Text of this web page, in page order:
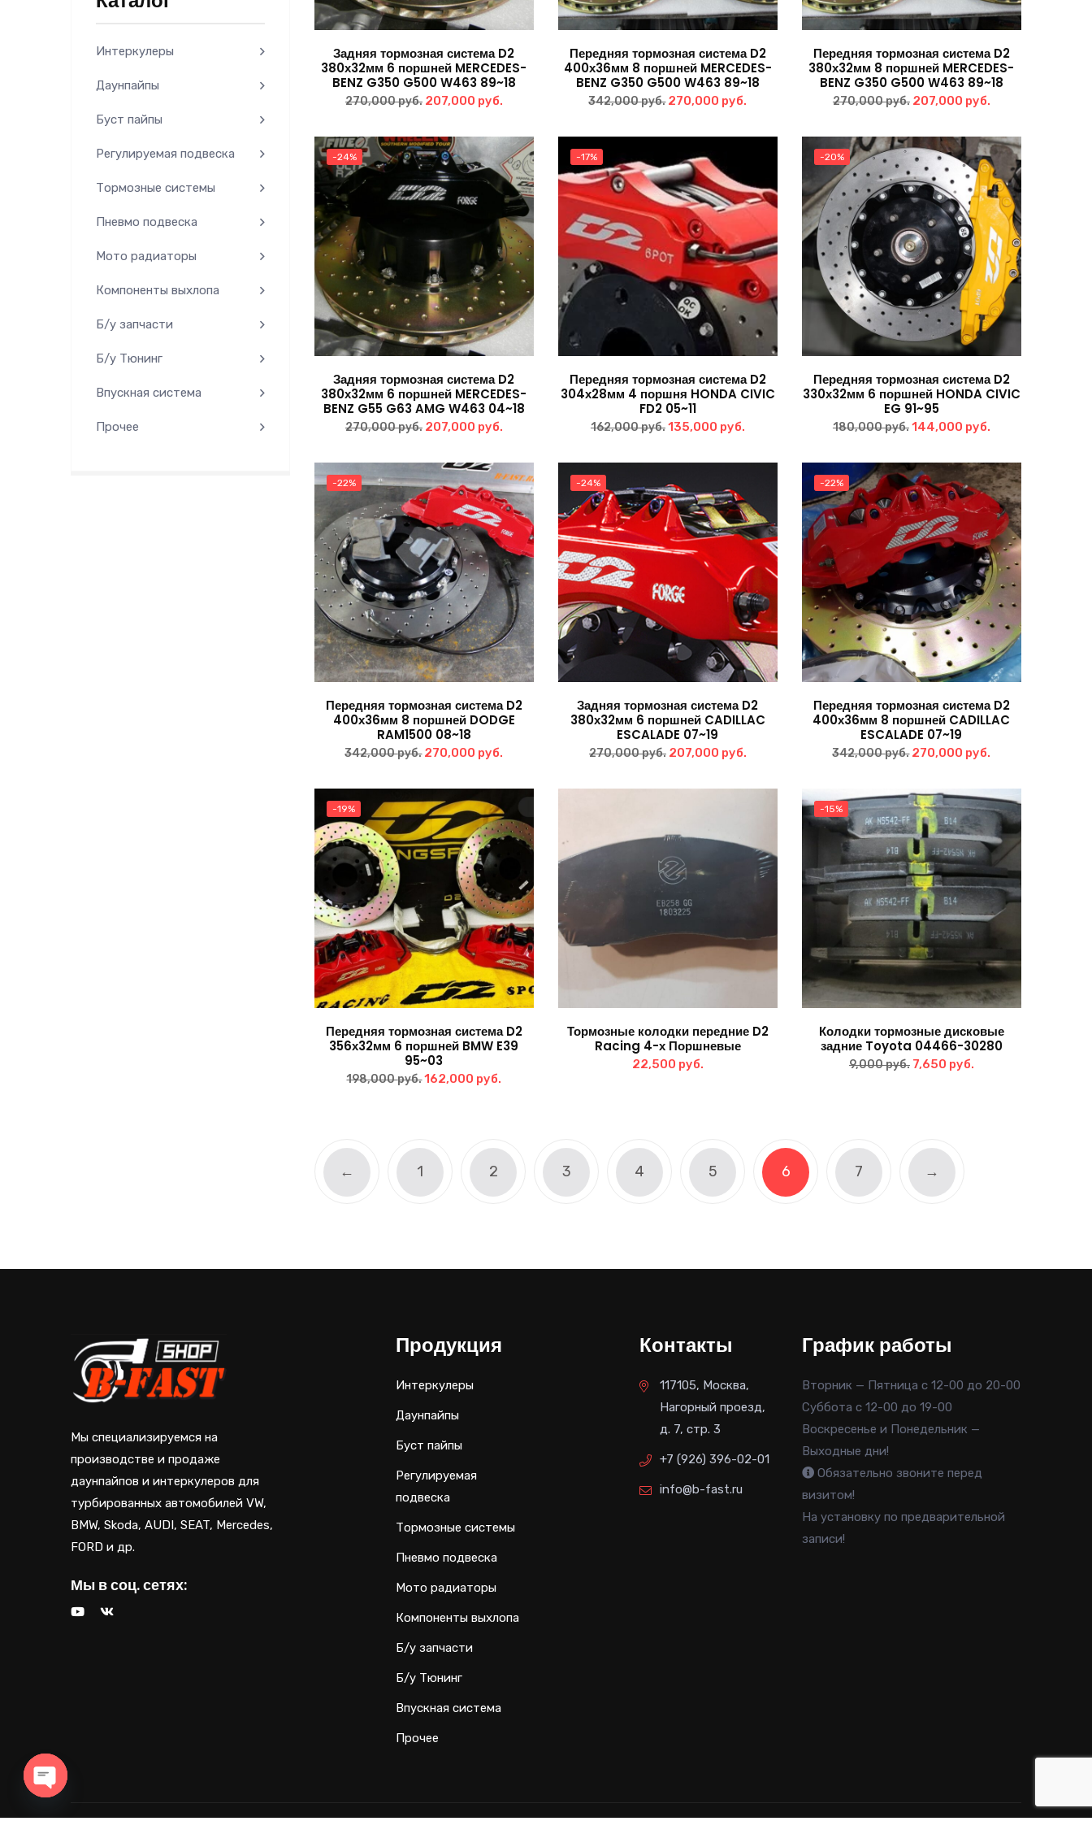
Интеркулеры
Даунпайпы
Буст пайпы
Регулируемая подвеска
Тормозные системы
Пневмо подвеска
Мото радиаторы
Компоненты выхлопа
Б/у запчасти
Б/у Тюнинг
Впускная система
Прочее
Задняя тормозная система D2
380х32мм 6 поршней MERCEDES-
BENZ G350 G500 W463 89~18
270,000руб. Первоначальная
составляла
270,000 руб..
207,000 руб.Текущая
207,000 руб..
Передняя тормозная система D2
400х36мм 8 поршней MERCEDES-
BENZ G350 G500 W463 89~18
342,000руб. Первоначальная
342,000 руб..
270,000 руб.
Передняя тормозная система D2
380х32мм 8 поршней MERCEDES-
BENZ G350 G500 W463 89~18
270,000руб. Первоначальная
составляла
270,000 руб..
207,000 руб.Текущая
207,000 руб..
-24%
Задняя тормозная система D2
380х32мм 6 поршней MERCEDES-
BENZ G55 G63 AMG W463 04~18
270,000руб. Первоначальная
составляла
270,000 руб..
207,000 руб.Текущая
207,000 руб..
-17%
Передняя тормозная система D2
304х28мм 4 поршня HONDA CIVIC
FD2 05~11
162,000руб.Первоначальная
162,000 руб..
135,000 руб.Текущая
-20%
Передняя тормозная система D2
330х32мм 6 поршней HONDA CIVIC
EG 91~95
180,000руб.Первоначальная
составляла
180,000 руб..
144,000 руб.Текущая
144,000 руб..
-22%
Передняя тормозная система D2
400х36мм 8 поршней DODGE
RAM1500 08~18
342,000руб. Первоначальная
342,000 руб..
270,000 руб.
270,000 руб..
-24%
Задняя тормозная система D2
380х32мм 6 поршней CADILLAC
ESCALADE 07~19
270,000руб. Первоначальная
207,000 руб.Текущая
207,000 руб..
-22%
Передняя тормозная система D2
400х36мм 8 поршней CADILLAC
ESCALADE 07~19
342,000руб. Первоначальная
составляла
342,000 руб..
270,000 руб.
270,000 руб..
-19%
Передняя тормозная система D2
356х32мм 6 поршней BMW E39
95~03
198,000руб.Первоначальная
162,000 руб.
Тормозные колодки передние D2
Racing 4-х Поршневые
22,500 руб.
-15%
Колодки тормозные дисковые
задние Toyota 04466-30280
9,000руб. Первоначальная
7,650 руб.Текущая
← 1 2 3 4 5 6 7 →
Мы специализируемся на
производстве и продаже
даунпайпов и интеркулеров для
турбированных автомобилей VW,
BMW, Skoda, AUDI, SEAT, Mercedes,
FORD и др.
Мы в соц. сетях:
Продукция
Интеркулеры
Даунпайпы
Буст пайпы
Регулируемая
подвеска
Тормозные системы
Пневмо подвеска
Мото радиаторы
Компоненты выхлопа
Б/у запчасти
Б/у Тюнинг
Впускная система
Прочее
Контакты
117105, Москва,
Нагорный проезд,
д. 7, стр. 3
+7 (926) 396-02-01
info@b-fast.ru
График работы
Вторник — Пятница с 12-00 до 20-00
Суббота с 12-00 до 19-00
Воскресенье и Понедельник —
Выходные дни!
Обязательно звоните перед
визитом!
На установку по предварительной
записи!
OPEN CHATY